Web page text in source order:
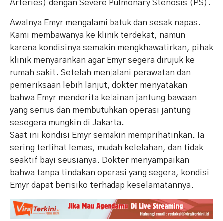
Arteries) dengan Severe Pulmonary Stenosis (PS).
Awalnya Emyr mengalami batuk dan sesak napas.
Kami membawanya ke klinik terdekat, namun
karena kondisinya semakin mengkhawatirkan, pihak
klinik menyarankan agar Emyr segera dirujuk ke
rumah sakit. Setelah menjalani perawatan dan
pemeriksaan lebih lanjut, dokter menyatakan
bahwa Emyr menderita kelainan jantung bawaan
yang serius dan membutuhkan operasi jantung
sesegera mungkin di Jakarta.
Saat ini kondisi Emyr semakin memprihatinkan. Ia
sering terlihat lemas, mudah kelelahan, dan tidak
seaktif bayi seusianya. Dokter menyampaikan
bahwa tanpa tindakan operasi yang segera, kondisi
Emyr dapat berisiko terhadap keselamatannya.